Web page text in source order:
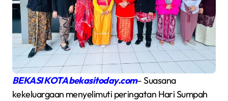
BEKASI KOTA bekasitoday.com– Suasana
kekeluargaan menyelimuti peringatan Hari Sumpah